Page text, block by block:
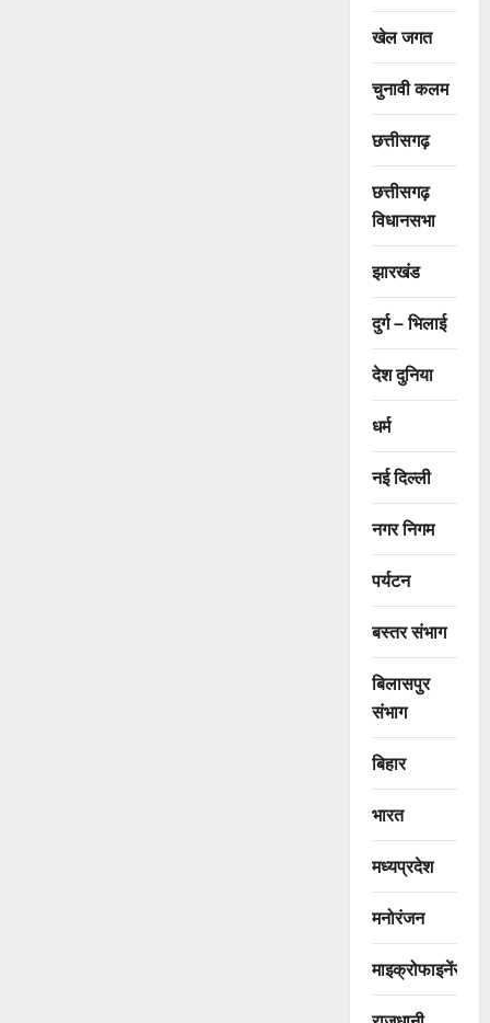
खेल जगत
चुनावी कलम
छत्तीसगढ़
छत्तीसगढ़
विधानसभा
झारखंड
दुर्ग – भिलाई
देश दुनिया
धर्म
नई दिल्ली
नगर निगम
पर्यटन
बस्तर संभाग
बिलासपुर
संभाग
बिहार
भारत
मध्यप्रदेश
मनोरंजन
माइक्रोफाइनेंस